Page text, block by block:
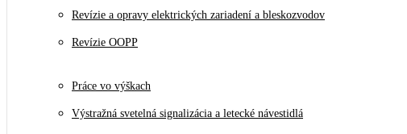
Revízie a opravy elektrických zariadení a bleskozvodov
Revízie OOPP
Práce vo výškach
Výstražná svetelná signalizácia a letecké návestidlá